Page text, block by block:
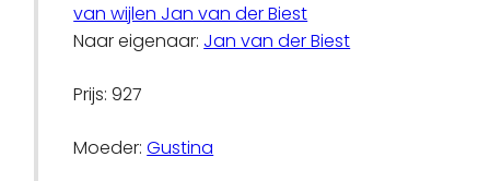
van wijlen Jan van der Biest
Naar eigenaar: Jan van der Biest
Prijs: 927
Moeder:Gustina